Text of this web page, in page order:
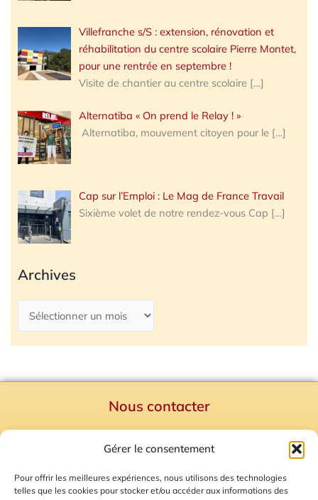
Gérer le consentement
Pour offrir les meilleures expériences, nous utilisons des technologies
telles que les cookies pour stocker et/ou accéder aux informations des
Villefranche s/S : extension, rénovation et
réhabilitation du centre scolaire Pierre Montet,
pour une rentrée en septembre !
Visite de chantier au centre scolaire […]
Alternatiba « On prend le Relay ! »
Alternatiba, mouvement citoyen pour le […]
Cap sur l’Emploi : Le Mag de France Travail
Sixième volet de notre rendez-vous Cap […]
Archives
Nous contacter
Mentions Légales
Plan du site